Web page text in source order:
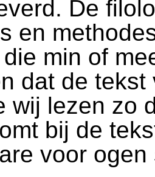
De
en
min of
dat de tekst
wij lezen zo
bij de
voor ogen